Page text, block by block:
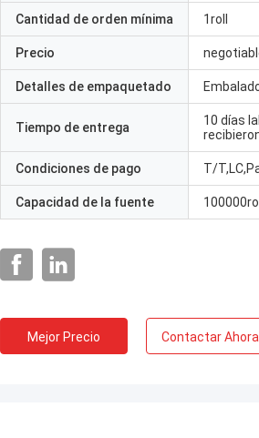
Cantidad de orden mínima 1roll
Precio
Detalles de empaquetado
Tiempo de entrega
10 días
Condiciones de pago T/
Capacidad de la fuente
Mejor Precio Contactar Ahora